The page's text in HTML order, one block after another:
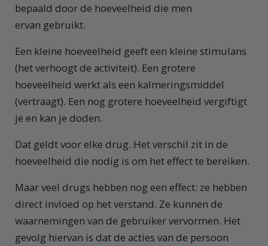
bepaald door de hoeveelheid die men
ervan gebruikt.
Een kleine hoeveelheid geeft een kleine stimulans
(het verhoogt de activiteit). Een grotere
hoeveelheid werkt als een kalmeringsmiddel
(vertraagt). Een nog grotere hoeveelheid vergiftigt
je en kan je doden.
Dat geldt voor elke drug. Het verschil zit in de
hoeveelheid die nodig is om het effect te bereiken.
Maar veel drugs hebben nog een effect: ze hebben
direct invloed op het verstand. Ze kunnen de
waarnemingen van de gebruiker vervormen. Het
gevolg hiervan is dat de acties van de persoon